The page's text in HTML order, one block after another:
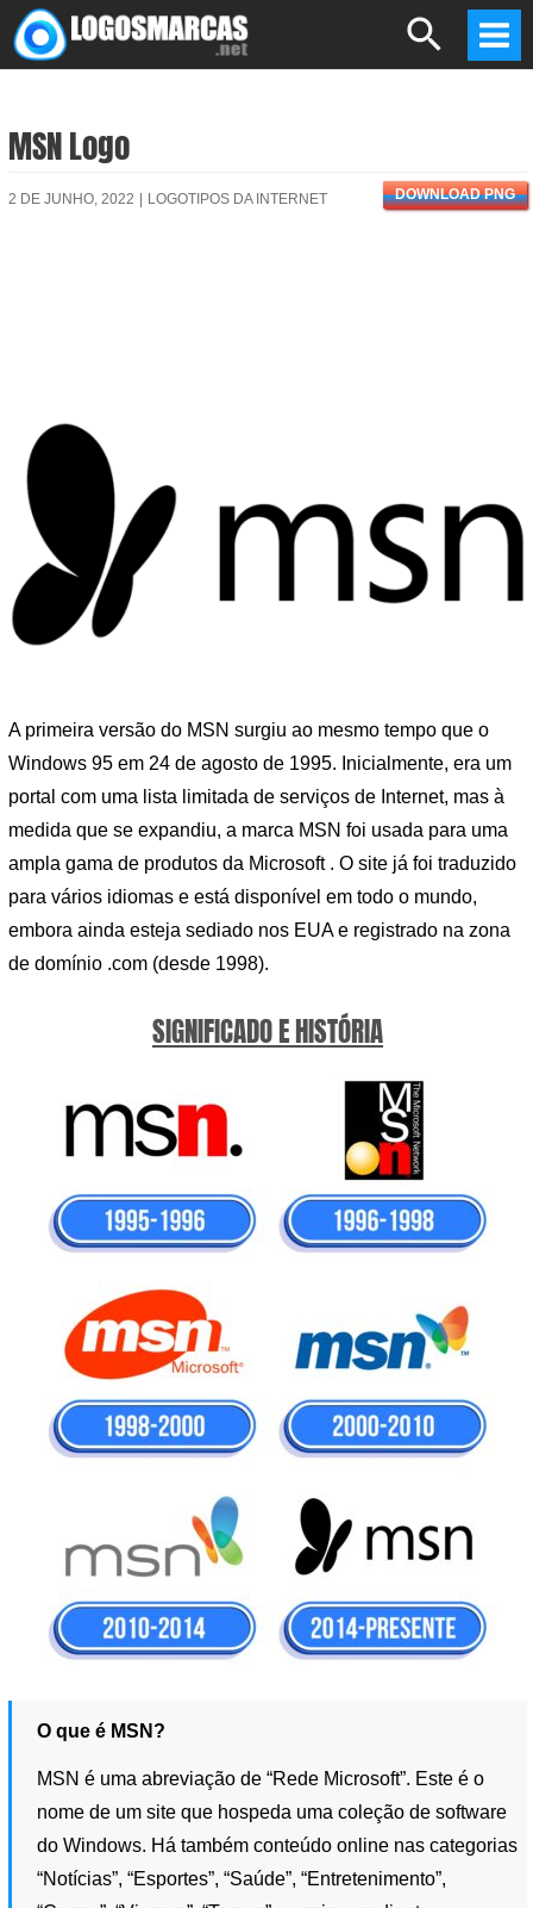
Skip
to
Search
MSN Logo
2 DE JUNHO, 2022 LOGOTIPOS DA INTERNET DOWNLOAD PNG
A primeira versão do MSN surgiu ao mesmo tempo que o
Windows 95 em 24 de agosto de 1995. Inicialmente, era um
portal com uma lista limitada de serviços de Internet, mas à
medida que se expandiu, a marca MSN foi usada para uma
ampla gama de produtos da Microsoft . O site já foi traduzido
para vários idiomas e está disponível em todo o mundo,
embora ainda esteja sediado nos EUA e registrado na zona
de domínio .com (desde 1998).
SIGNIFICADO E HISTÓRIA
O que é MSN?
MSN é uma abreviação de “Rede Microsoft”. Este é o
nome de um site que hospeda uma coleção de software
do Windows. Há também conteúdo online nas categorias
“Notícias”, “Esportes”, “Saúde”, “Entretenimento”,